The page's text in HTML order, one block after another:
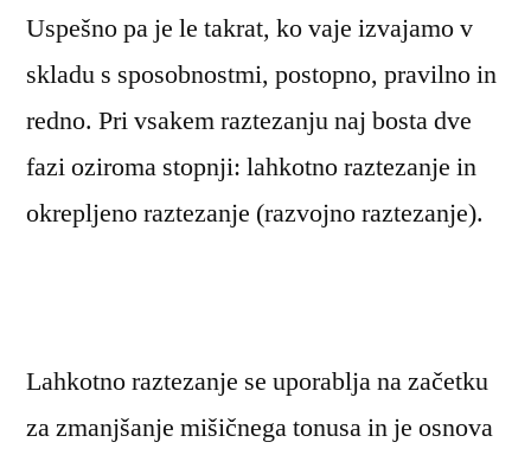
Uspešno pa je le takrat, ko vaje izvajamo v
skladu s sposobnostmi, postopno, pravilno in
redno. Pri vsakem raztezanju naj bosta dve
fazi oziroma stopnji: lahkotno raztezanje in
okrepljeno raztezanje (razvojno raztezanje).
Lahkotno raztezanje se uporablja na začetku
za zmanjšanje mišičnega tonusa in je osnova